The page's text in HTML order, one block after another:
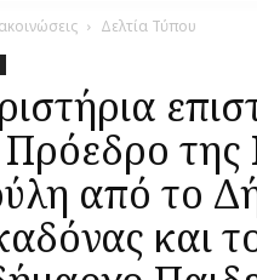
Δελτία Τύπου
Πρόεδρο
από το
και